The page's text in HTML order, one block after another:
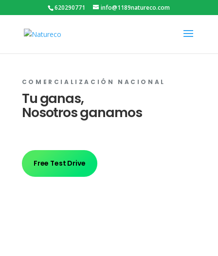
620290771 info@1189natureco.com
COMERCIALIZACIÓN NACIONAL
Tu ganas,
Nosotros ganamos
Free Test Drive